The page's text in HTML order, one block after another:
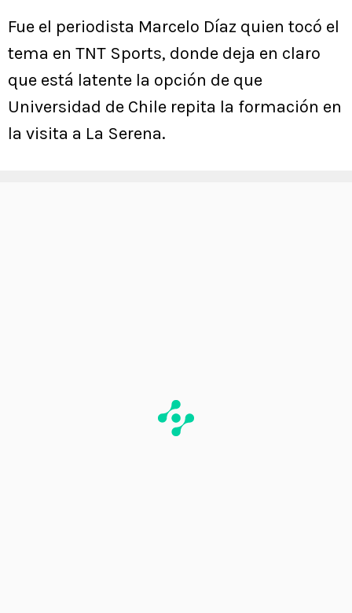
Fue el periodista Marcelo Díaz quien tocó el
tema en TNT Sports, donde deja en claro
que está latente la opción de que
Universidad de Chile repita la formación en
la visita a La Serena.